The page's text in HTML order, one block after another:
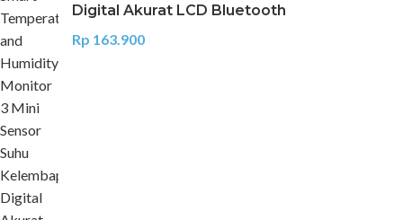
Digital Akurat LCD Bluetooth
Rp 163.900